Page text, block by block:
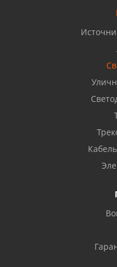
Бузулук, ул.
Балаково, ул.
Октябрьский, ул.
Азнакаево, ул.
Стерлитамак, ул.